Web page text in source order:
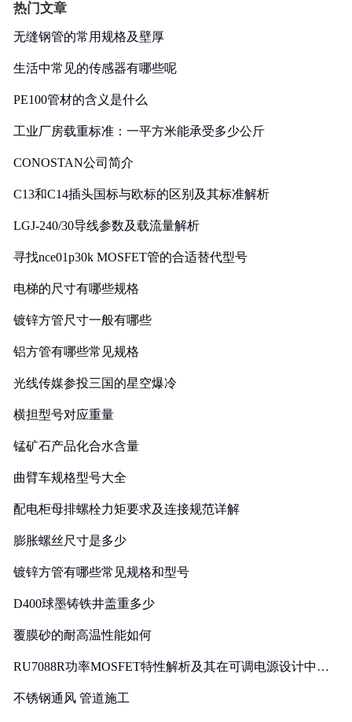
热门文章
无缝钢管的常用规格及壁厚
生活中常见的传感器有哪些呢
PE100管材的含义是什么
工业厂房载重标准：一平方米能承受多少公斤
CONOSTAN公司简介
C13和C14插头国标与欧标的区别及其标准解析
LGJ-240/30导线参数及载流量解析
寻找nce01p30k MOSFET管的合适替代型号
电梯的尺寸有哪些规格
镀锌方管尺寸一般有哪些
铝方管有哪些常见规格
光线传媒参投三国的星空爆冷
横担型号对应重量
锰矿石产品化合水含量
曲臂车规格型号大全
配电柜母排螺栓力矩要求及连接规范详解
膨胀螺丝尺寸是多少
镀锌方管有哪些常见规格和型号
D400球墨铸铁井盖重多少
覆膜砂的耐高温性能如何
RU7088R功率MOSFET特性解析及其在可调电源设计中的
不锈钢通风 管道施工